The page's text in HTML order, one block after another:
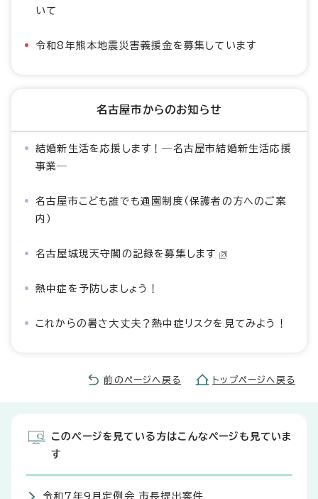
いて
令和8年熊本地震災害義援金を募集しています
名古屋市からのお知らせ
結婚新生活を応援します！―名古屋市結婚新生活応援
事業―
名古屋市こども誰でも通園制度（保護者の方へのご案
内）
名古屋城現天守閣の記録を募集します
熱中症を予防しましょう！
これからの暑さ大丈夫？熱中症リスクを見てみよう！
前のページへ戻る トップページへ戻る
このページを見ている方はこんなページも見ていま
す
令和7年9月定例会 市長提出案件